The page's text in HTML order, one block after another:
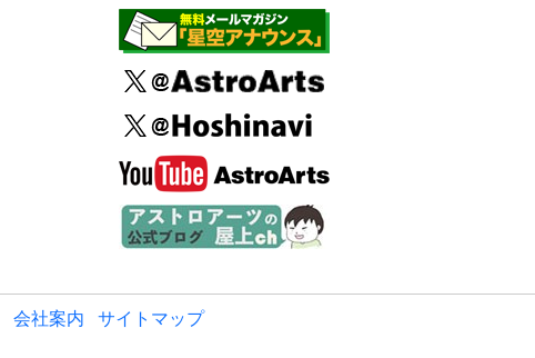
会社案内 サイトマップ